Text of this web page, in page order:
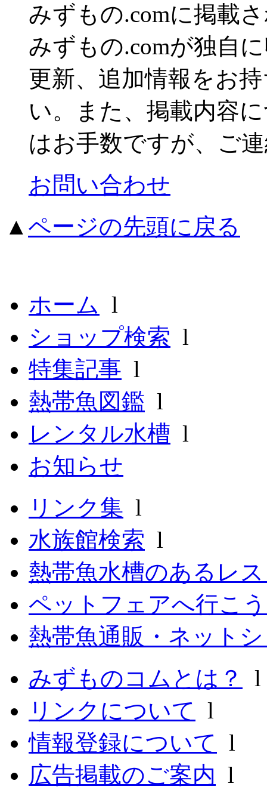
みずもの.comに掲載
みずもの.comが独自
更新、追加情報をお
い。また、掲載内容
はお手数ですが、ご
お問い合わせ
▲ ページの先頭に戻る
ホーム l
ショップ検索 l
特集記事 l
熱帯魚図鑑 l
レンタル水槽 l
お知らせ
リンク集 l
水族館検索 l
熱帯魚水槽のあるレ
ペットフェアへ行こ
熱帯魚通販・ネット
みずものコムとは？
リンクについて l
情報登録について l
広告掲載のご案内 l